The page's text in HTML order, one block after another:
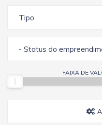
Tipo
- Status do
FAIXA DE